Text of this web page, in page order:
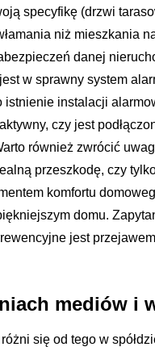
specyfikę (drzwi
niż mieszkania
danej
w sprawny system
istnienie instalacji
czy jest
również zwrócić
przeszkodę, czy
komfortu
domu.
jest
mediów i
się od tego w